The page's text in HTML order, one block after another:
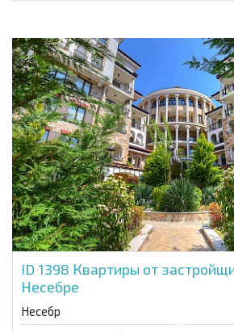
ID 1398 Квартиры от
Несебре
Несебр